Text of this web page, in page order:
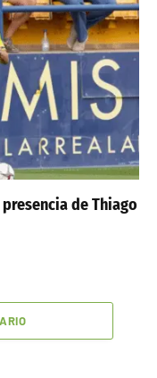
de Thiago